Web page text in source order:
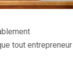
tout entrepreneur